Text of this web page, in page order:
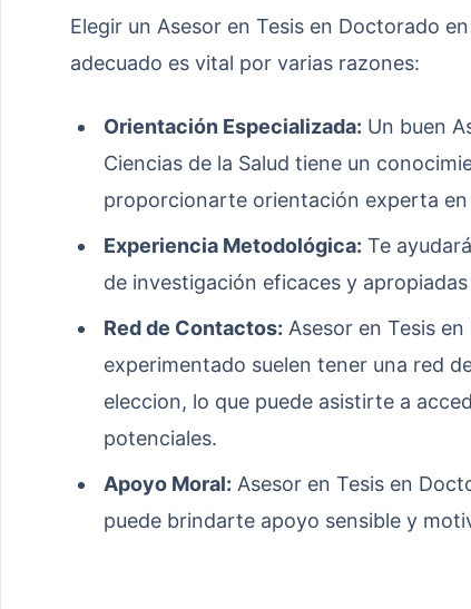
Elegir un Asesor en Tesis en Doctorado
adecuado es vital por varias razones:
Orientación Especializada: Un buen
Ciencias de la Salud tiene un
proporcionarte orientación experta
Experiencia Metodológica: Te
de investigación eficaces y
Red de Contactos: Asesor en Tesis
experimentado suelen tener una red
eleccion, lo que puede asistirte a
potenciales.
Apoyo Moral: Asesor en Tesis en
puede brindarte apoyo sensible y